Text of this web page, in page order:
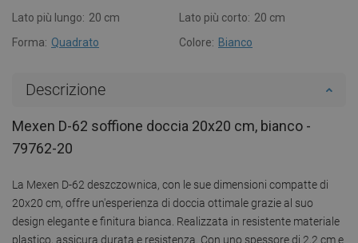
Lato più lungo: 20 cm Lato più corto: 20 cm
Forma: Quadrato Colore: Bianco
Descrizione
Mexen D-62 soffione doccia 20x20 cm, bianco -
79762-20
La Mexen D-62 deszczownica, con le sue dimensioni compatte di
20x20 cm, offre un'esperienza di doccia ottimale grazie al suo
design elegante e finitura bianca. Realizzata in resistente materiale
plastico, assicura durata e resistenza. Con uno spessore di 2,2 cm e